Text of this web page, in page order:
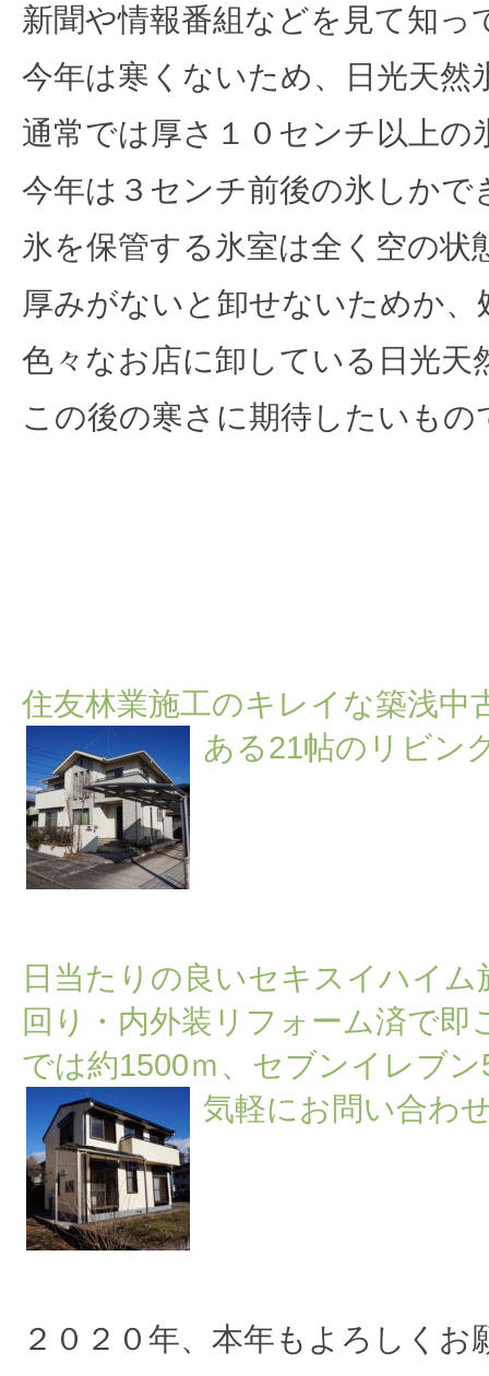
新聞や情報番組などを見て知
今年は寒くないため、日光天
通常では厚さ１０センチ以上の
今年は３センチ前後の氷しかで
氷を保管する氷室は全く空の状
厚みがないと卸せないためか
色々なお店に卸している日光天
この後の寒さに期待したいもの
住友林業施工のキレイな築浅中
ある21帖のリビン
日当たりの良いセキスイハイ
回り・内外装リフォーム済で
では約1500ｍ、セブンイレブ
気軽にお問い合わ
２０２０年、本年もよろしくお